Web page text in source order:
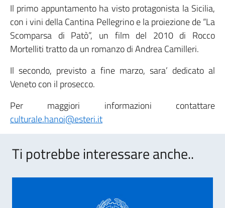
Il primo appuntamento ha visto protagonista la Sicilia,
con i vini della Cantina Pellegrino e la proiezione de “La
Scomparsa di Patò”, un film del 2010 di Rocco
Mortelliti tratto da un romanzo di Andrea Camilleri.
Il secondo, previsto a fine marzo, sara’ dedicato al
Veneto con il prosecco.
Per maggiori informazioni contattare
culturale.hanoi@esteri.it
Ti potrebbe interessare anche..